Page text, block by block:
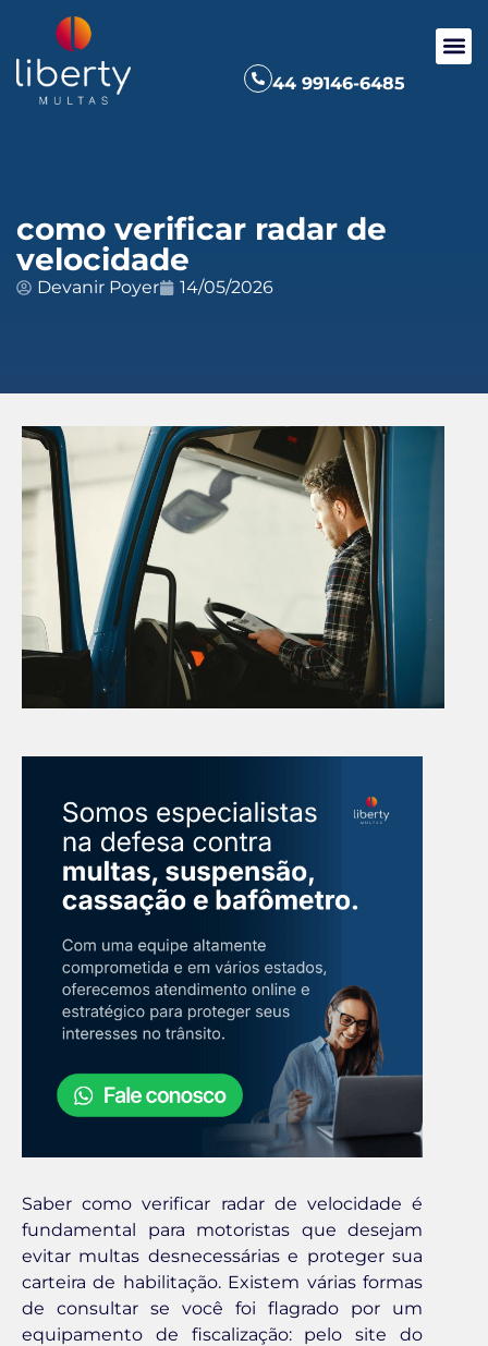
44 99146-6485
como verificar radar de
velocidade
Devanir Poyer 14/05/2026
Saber como verificar radar de velocidade é
fundamental para motoristas que desejam
evitar multas desnecessárias e proteger sua
carteira de habilitação. Existem várias formas
de consultar se você foi flagrado por um
equipamento de fiscalização: pelo site do